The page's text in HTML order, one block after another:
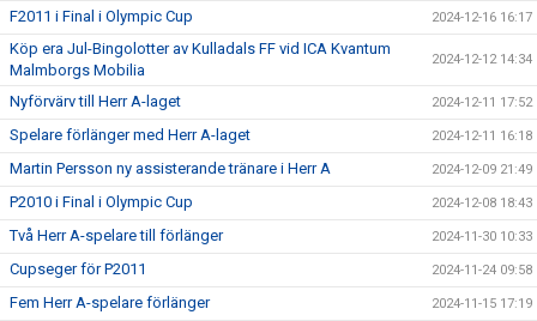
F2011 i Final i Olympic Cup 2024-12-16 16:17
Köp era Jul-Bingolotter av Kulladals FF vid ICA Kvantum
Malmborgs Mobilia
2024-12-12 14:34
Nyförvärv till Herr A-laget 2024-12-11 17:52
Spelare förlänger med Herr A-laget 2024-12-11 16:18
Martin Persson ny assisterande tränare i Herr A 2024-12-09 21:49
P2010 i Final i Olympic Cup 2024-12-08 18:43
Två Herr A-spelare till förlänger 2024-11-30 10:33
Cupseger för P2011 2024-11-24 09:58
Fem Herr A-spelare förlänger 2024-11-15 17:19